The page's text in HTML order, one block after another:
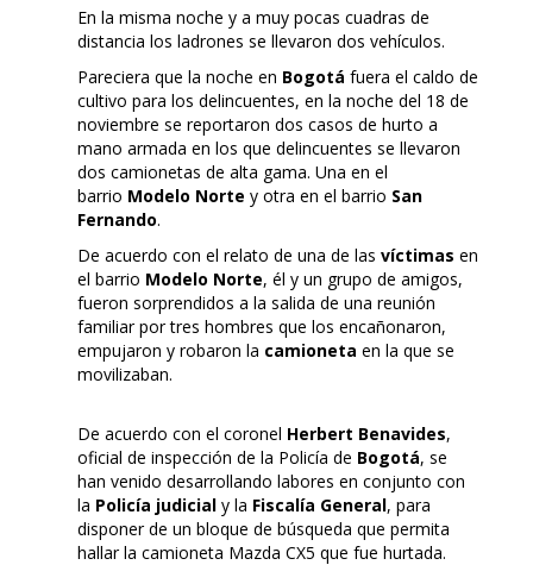
En la misma noche y a muy pocas cuadras de
distancia los ladrones se llevaron dos vehículos.
Pareciera que la noche en Bogotá fuera el caldo de
cultivo para los delincuentes, en la noche del 18 de
noviembre se reportaron dos casos de hurto a
mano armada en los que delincuentes se llevaron
dos camionetas de alta gama. Una en el
barrio Modelo Norte y otra en el barrio San
Fernando.
De acuerdo con el relato de una de las víctimas en
el barrio Modelo Norte, él y un grupo de amigos,
fueron sorprendidos a la salida de una reunión
familiar por tres hombres que los encañonaron,
empujaron y robaron la camioneta en la que se
movilizaban.
De acuerdo con el coronel Herbert Benavides,
oficial de inspección de la Policía de Bogotá, se
han venido desarrollando labores en conjunto con
la Policía judicial y la Fiscalía General, para
disponer de un bloque de búsqueda que permita
hallar la camioneta Mazda CX5 que fue hurtada.